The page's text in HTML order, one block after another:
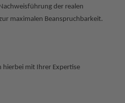
der realen
maximalen Beanspruchbarkeit.
hierbei mit Ihrer Expertise